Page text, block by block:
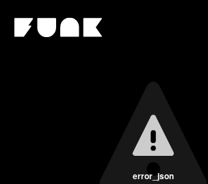
error_json